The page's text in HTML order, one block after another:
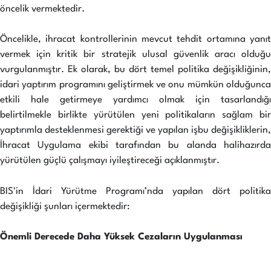
öncelik vermektedir.
Öncelikle, ihracat kontrollerinin mevcut tehdit ortamına yanıt
vermek için kritik bir stratejik ulusal güvenlik aracı olduğu
vurgulanmıştır. Ek olarak, bu dört temel politika değişikliğinin,
idari yaptırım programını geliştirmek ve onu mümkün olduğunca
etkili hale getirmeye yardımcı olmak için tasarlandığı
belirtilmekle birlikte yürütülen yeni politikaların sağlam bir
yaptırımla desteklenmesi gerektiği ve yapılan işbu değişikliklerin,
İhracat Uygulama ekibi tarafından bu alanda halihazırda
yürütülen güçlü çalışmayı iyileştireceği açıklanmıştır.
BIS'in İdari Yürütme Programı’nda yapılan dört politika
değişikliği şunları içermektedir:
Önemli Derecede Daha Yüksek Cezaların Uygulanması